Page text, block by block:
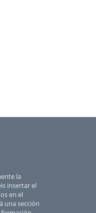
la
insertar el
en el
una sección